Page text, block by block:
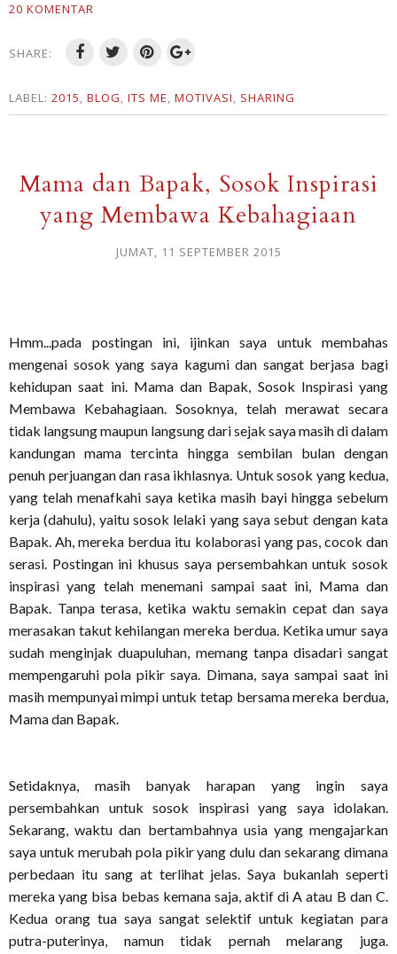
20 KOMENTAR
SHARE:
LABEL: 2015, BLOG, ITS ME, MOTIVASI, SHARING
Mama dan Bapak, Sosok Inspirasi
yang Membawa Kebahagiaan
JUMAT, 11 SEPTEMBER 2015
Hmm...pada postingan ini, ijinkan saya untuk membahas
mengenai sosok yang saya kagumi dan sangat berjasa bagi
kehidupan saat ini. Mama dan Bapak, Sosok Inspirasi yang
Membawa Kebahagiaan. Sosoknya, telah merawat secara
tidak langsung maupun langsung dari sejak saya masih di dalam
kandungan mama tercinta hingga sembilan bulan dengan
penuh perjuangan dan rasa ikhlasnya. Untuk sosok yang kedua,
yang telah menafkahi saya ketika masih bayi hingga sebelum
kerja (dahulu), yaitu sosok lelaki yang saya sebut dengan kata
Bapak. Ah, mereka berdua itu kolaborasi yang pas, cocok dan
serasi. Postingan ini khusus saya persembahkan untuk sosok
inspirasi yang telah menemani sampai saat ini, Mama dan
Bapak. Tanpa terasa, ketika waktu semakin cepat dan saya
merasakan takut kehilangan mereka berdua. Ketika umur saya
sudah menginjak duapuluhan, memang tanpa disadari sangat
mempengaruhi pola pikir saya. Dimana, saya sampai saat ini
masih mempunyai mimpi untuk tetap bersama mereka berdua,
Mama dan Bapak.
Setidaknya, masih banyak harapan yang ingin saya
persembahkan untuk sosok inspirasi yang saya idolakan.
Sekarang, waktu dan bertambahnya usia yang mengajarkan
saya untuk merubah pola pikir yang dulu dan sekarang dimana
perbedaan itu sang at terlihat jelas. Saya bukanlah seperti
mereka yang bisa bebas kemana saja, aktif di A atau B dan C.
Kedua orang tua saya sangat selektif untuk kegiatan para
putra-puterinya, namun tidak pernah melarang juga.